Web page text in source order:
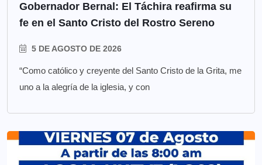
Gobernador Bernal: El Táchira reafirma su
fe en el Santo Cristo del Rostro Sereno
5 DE AGOSTO DE 2026
“Como católico y creyente del Santo Cristo de la Grita, me
uno a la alegría de la iglesia, y con